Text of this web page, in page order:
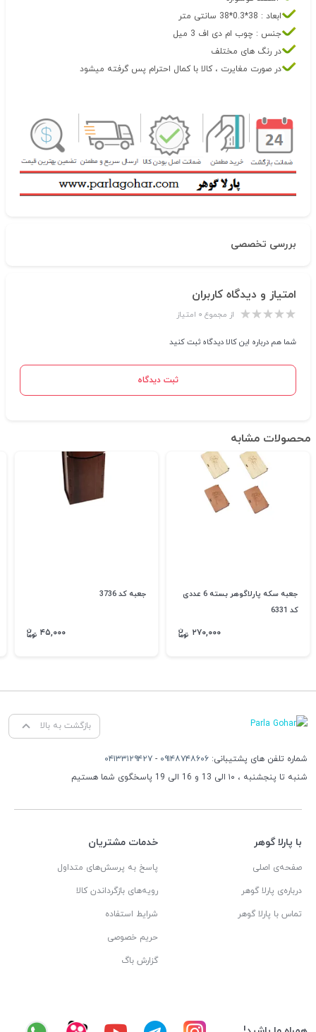
ابعاد : 38*0.3*38 سانتی متر
جنس : چوب ام دی اف 3 میل
در رنگ های مختلف
در صورت مغایرت ، کالا با کمال احترام پس گرفته میشود
بررسی تخصصی
امتیاز و دیدگاه کاربران
از مجموع ۰ امتیاز
شما هم درباره این کالا دیدگاه ثبت کنید
ثبت دیدگاه
محصولات مشابه
جعبه سکه پارلاگوهر بسته 6 عددی
کد 6331
۲۷۰,۰۰۰
جعبه کد 3736
۴۵,۰۰۰
بازگشت به بالا
شماره تلفن های پشتیبانی: ۰۹۱۴۸۷۴۸۶۰۶ - ۰۴۱۳۳۱۲۹۴۲۷
شنبه تا پنجشنبه ، ۱۰ الی 13 و 16 الی 19 پاسخگوی شما هستیم
با پارلا گوهر
صفحه‌ی اصلی
درباره‌ی پارلا گوهر
تماس با پارلا گوهر
خدمات مشتریان
پاسخ به پرسش‌های متداول
رویه‌های بازگرداندن کالا
شرایط استفاده
حریم خصوصی
گزارش باگ